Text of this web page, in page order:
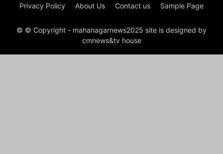
Privacy Policy About Us Contact us Sample Page
© © Copyright - mahanagarnews2025 site is designed by
cmnews&tv house